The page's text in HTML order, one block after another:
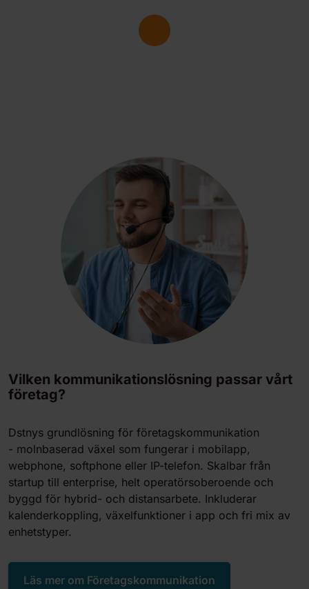
Vilken kommunikationslösning passar vårt
företag?
Dstnys grundlösning för företagskommunikation
- molnbaserad växel som fungerar i mobilapp,
webphone, softphone eller IP-telefon. Skalbar från
startup till enterprise, helt operatörsoberoende och
byggd för hybrid- och distansarbete. Inkluderar
kalenderkoppling, växelfunktioner i app och fri mix av
enhetstyper.
Läs mer om Företagskommunikation